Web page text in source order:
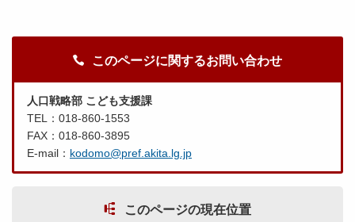
このページに関するお問い合わせ
人口戦略部 こども支援課
TEL：018-860-1553
FAX：018-860-3895
E-mail： kodomo@pref.akita.lg.jp
このページの現在位置